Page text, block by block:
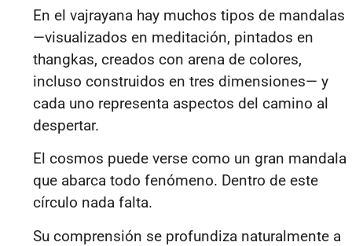
En el vajrayana hay muchos tipos de mandalas
—visualizados en meditación, pintados en
thangkas, creados con arena de colores,
incluso construidos en tres dimensiones— y
cada uno representa aspectos del camino al
despertar.
El cosmos puede verse como un gran mandala
que abarca todo fenómeno. Dentro de este
círculo nada falta.
Su comprensión se profundiza naturalmente a